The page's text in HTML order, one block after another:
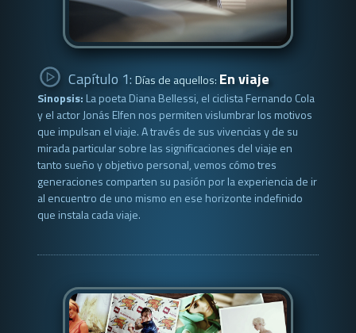
Capítulo 1: Días de aquellos: En viaje
Sinopsis: La poeta Diana Bellessi, el ciclista Fernando Cola
y el actor Jonás Elfen nos permiten vislumbrar los motivos
que impulsan el viaje. A través de sus vivencias y de su
mirada particular sobre las significaciones del viaje en
tanto sueño y objetivo personal, vemos cómo tres
generaciones comparten su pasión por la experiencia de ir
al encuentro de uno mismo en ese horizonte indefinido
que instala cada viaje.